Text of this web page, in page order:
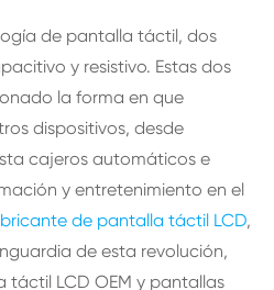
de pantalla táctil, dos
y resistivo. Estas dos
la forma en que
dispositivos, desde
cajeros automáticos e
y entretenimiento en el
de pantalla táctil LCD,
de esta revolución,
LCD OEM y pantallas